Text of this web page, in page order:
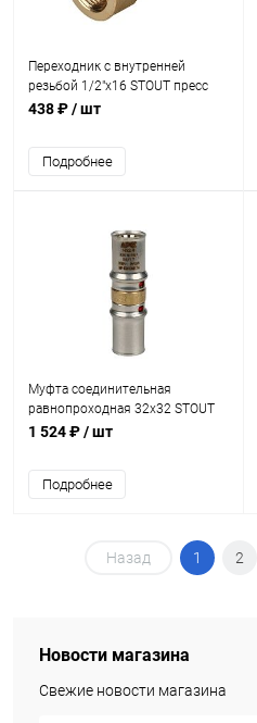
Переходник с внутренней
резьбой 1/2"х16 STOUT пресс
438 ₽/ шт
Подробнее
Муфта соединительная
равнопроходная 32х32 STOUT
пресс
1 524 ₽/ шт
Подробнее
Назад 1 2
Новости магазина
Свежие новости магазина